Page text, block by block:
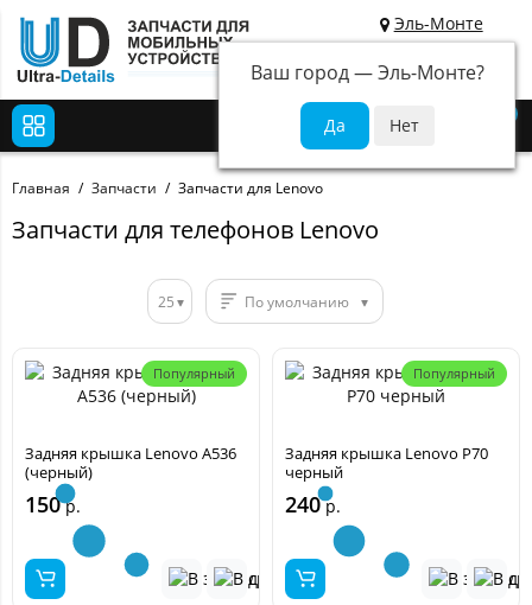
Эль-Монте
Ваш город —Эль-Монте?
Главная Запчасти Запчасти для Lenovo
Запчасти для телефонов Lenovo
25 По умолчанию
Популярный
Задняя крышка Lenovo A536
(черный)
150р.
Популярный
Задняя крышка Lenovo P70
черный
240р.